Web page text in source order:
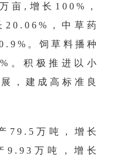
万亩 ,增长 100 %，
20.06 %，中草药
%。饲草料播种
。积极推进以小
，建成高标准良
79.5 万吨，增长
9.93 万吨，增长